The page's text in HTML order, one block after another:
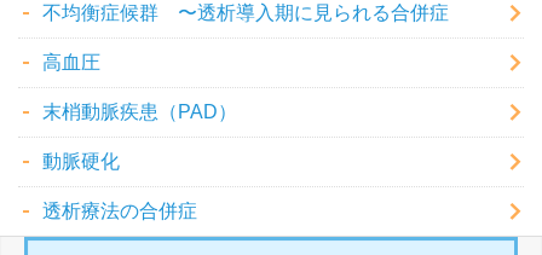
不均衡症候群 〜透析導入期に見られる合併症
高血圧
末梢動脈疾患（PAD）
動脈硬化
透析療法の合併症